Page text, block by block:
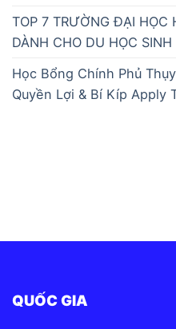
TOP 7 TRƯỜNG ĐẠI HỌC
DÀNH CHO DU HỌC
Học Bổng Chính Phủ
Quyền Lợi & Bí Kíp Apply
QUỐC GIA